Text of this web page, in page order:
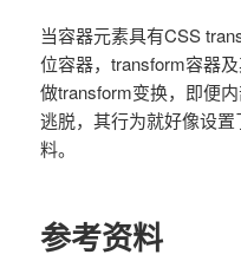
当容器元素具有CSS
位容器，transform容器
做transform变换，即便
逃脱，其行为就好像设
料。
参考资料